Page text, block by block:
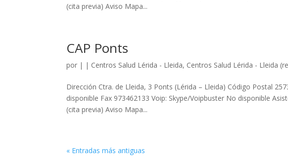
(cita previa) Aviso Mapa...
CAP Ponts
por | | Centros Salud Lérida - Lleida, Centros Salud Lérida - Lleida
Dirección Ctra. de Lleida, 3 Ponts (Lérida – Lleida) Código Postal
disponible Fax 973462133 Voip: Skype/Voipbuster No disponible
(cita previa) Aviso Mapa...
« Entradas más antiguas